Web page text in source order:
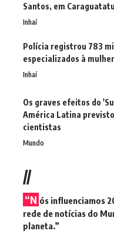
Santos, em
Inhaí
Polícia registrou 783
especializados à
Inhaí
Os graves efeitos do
América Latina
cientistas
Mundo
//
“N ós influenciamos
rede de notícias do
planeta.”